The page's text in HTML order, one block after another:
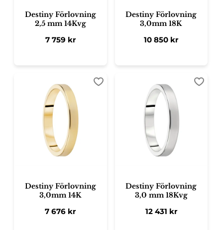
Destiny Förlovning
2,5 mm 14Kvg
7 759 kr
Destiny Förlovning
3,0mm 18K
10 850 kr
Destiny Förlovning
3,0mm 14K
7 676 kr
Lägg till i favoriter
Destiny Förlovning
3,0 mm 18Kvg
12 431 kr
Lägg